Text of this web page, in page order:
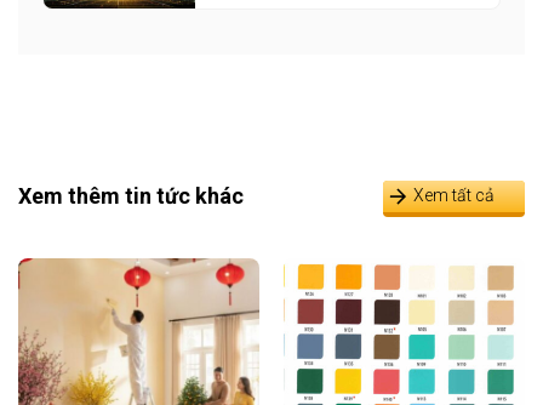
Xem thêm tin tức khác Xem tất cả